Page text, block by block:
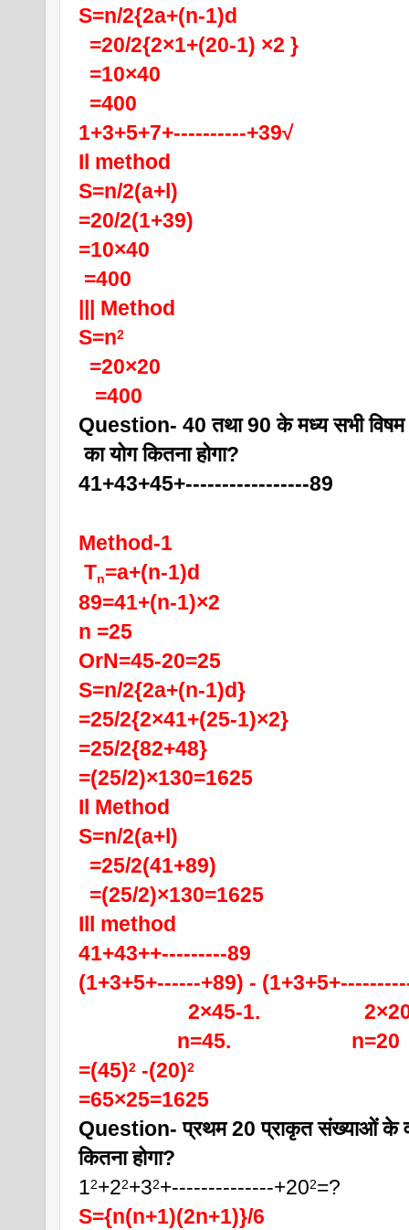
S=n/2{2a+(n-1)d
=20/2{2×1+(20-1) ×2 }
=10×40
=400
1+3+5+7+----------+39√
Il method
S=n/2(a+l)
=20/2(1+39)
=10×40
=400
||| Method
S=n2
=20×20
=400
Question- 40 तथा 90 के मध्य सभी
का योग कितना होगा?
41+43+45+-----------------89
Method-1
Tn=a+(n-1)d
89=41+(n-1)×2
n =25
OrN=45-20=25
S=n/2{2a+(n-1)d}
=25/2{2×41+(25-1)×2}
=25/2{82+48}
=(25/2)×130=1625
Il Method
S=n/2(a+l)
=25/2(41+89)
=(25/2)×130=1625
Ill method
41+43++---------89
(1+3+5+------+89) -
2×45-1.
n=45.                      n=20
=(45)2 -(20)2
=65×25=1625
Question- प्रथम 20 प्राकृत संख्याओं के
कितना होगा?
12+22+32+--------------+202=?
S={n(n+1)(2n+1)}/6